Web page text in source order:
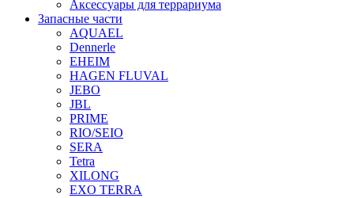
Аксессуары для террариума
Запасные части
AQUAEL
Dennerle
EHEIM
HAGEN FLUVAL
JEBO
JBL
PRIME
RIO/SEIO
SERA
Tetra
XILONG
EXO TERRA